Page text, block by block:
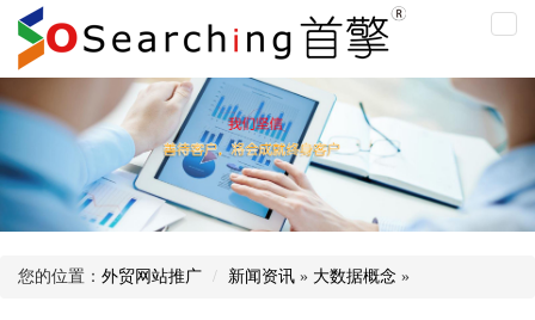
大
据
念
您的位置： 外贸网站推广 新闻资讯 » 大数据概念 »